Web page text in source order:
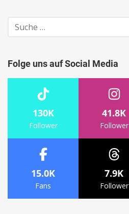
Suche
nach:
Folge uns auf Social Media
130K
Follower
41.8K
Follower
15.0K
Fans
7.9K
Follower